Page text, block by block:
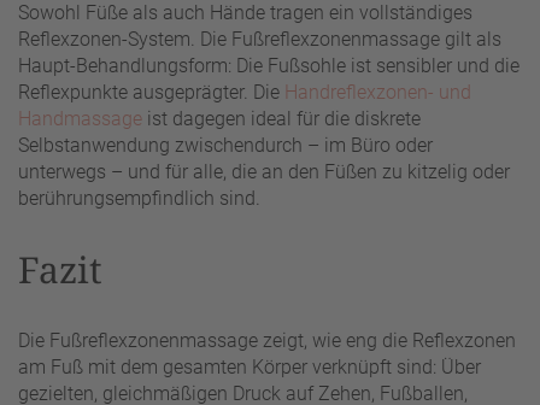
Sowohl Füße als auch Hände tragen ein vollständiges
Reflexzonen-System. Die Fußreflexzonenmassage gilt als
Haupt-Behandlungsform: Die Fußsohle ist sensibler und die
Reflexpunkte ausgeprägter. Die Handreflexzonen- und
Handmassage ist dagegen ideal für die diskrete
Selbstanwendung zwischendurch – im Büro oder
unterwegs – und für alle, die an den Füßen zu kitzelig oder
berührungsempfindlich sind.
Fazit
Die Fußreflexzonenmassage zeigt, wie eng die Reflexzonen
am Fuß mit dem gesamten Körper verknüpft sind: Über
gezielten, gleichmäßigen Druck auf Zehen, Fußballen,